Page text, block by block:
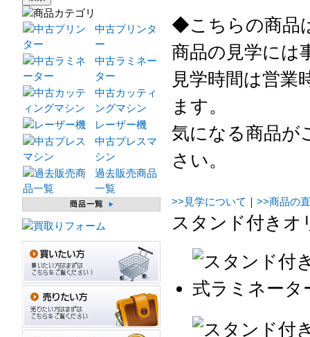
◆こちらの商品
商品の見学には
見学時間は営業
ます。
気になる商品が
さい。
>>見学について ｜ >>商品の
スタンド付き
中古プリンタ
ー
中古ラミネー
ター
中古カッティ
ングマシン
レーザー機
中古プレスマ
シン
過去販売商品
一覧